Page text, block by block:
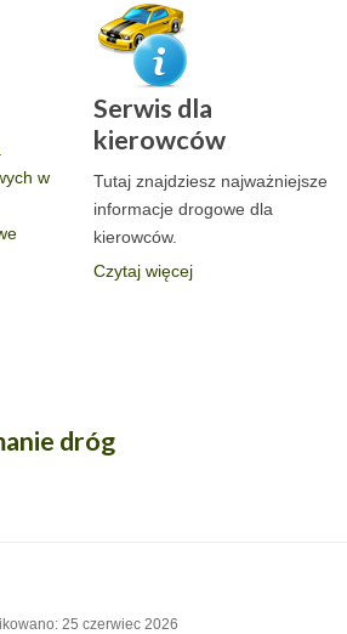
w
Serwis dla
kierowców
Tutaj znajdziesz najważniejsze
informacje drogowe dla
kierowców.
Czytaj więcej
dróg
25 czerwiec 2026